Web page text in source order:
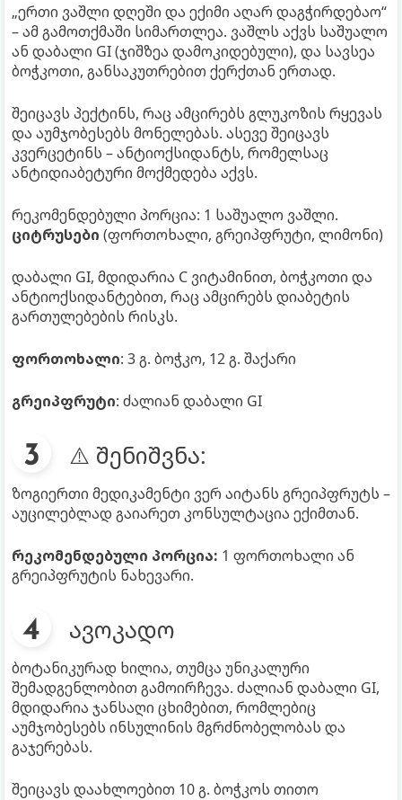
„ერთი ვაშლი დღეში და ექიმი აღარ დაგჭირდებაო“
– ამ გამოთქმაში სიმართლეა. ვაშლს აქვს საშუალო
ან დაბალი GI (ჯიშზეა დამოკიდებული), და სავსეა
ბოჭკოთი, განსაკუთრებით ქერქთან ერთად.
შეიცავს პექტინს, რაც ამცირებს გლუკოზის რყევას
და აუმჯობესებს მონელებას. ასევე შეიცავს
კვერცეტინს – ანტიოქსიდანტს, რომელსაც
ანტიდიაბეტური მოქმედება აქვს.
რეკომენდებული პორცია: 1 საშუალო ვაშლი.
ციტრუსები (ფორთოხალი, გრეიპფრუტი, ლიმონი)
დაბალი GI, მდიდარია C ვიტამინით, ბოჭკოთი და
ანტიოქსიდანტებით, რაც ამცირებს დიაბეტის
გართულებების რისკს.
ფორთოხალი: 3 გ. ბოჭკო, 12 გ. შაქარი
გრეიპფრუტი: ძალიან დაბალი GI
⚠️ შენიშვნა:
ზოგიერთი მედიკამენტი ვერ აიტანს გრეიპფრუტს –
აუცილებლად გაიარეთ კონსულტაცია ექიმთან.
რეკომენდებული პორცია: 1 ფორთოხალი ან
გრეიპფრუტის ნახევარი.
ავოკადო
ბოტანიკურად ხილია, თუმცა უნიკალური
შემადგენლობით გამოირჩევა. ძალიან დაბალი GI,
მდიდარია ჯანსაღი ცხიმებით, რომლებიც
აუმჯობესებს ინსულინის მგრძნობელობას და
გაჯერებას.
შეიცავს დაახლოებით 10 გ. ბოჭკოს თითო